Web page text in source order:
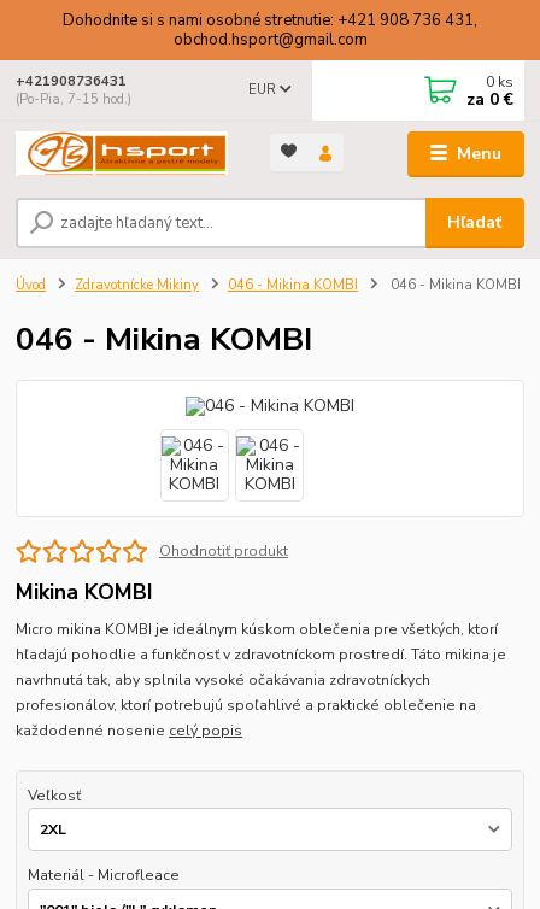
Dohodnite si s nami osobné stretnutie: +421 908 736 431,
obchod.hsport@gmail.com
Menu
EUR
Hľadať
+421908736431
(Po-Pia, 7-15 hod.)
0 ks
za 0 €
Úvod Zdravotnícke Mikiny 046 - Mikina KOMBI 046 - Mikina KOMBI
046 - Mikina KOMBI
Ohodnotiť produkt
Mikina KOMBI
Micro mikina KOMBI je ideálnym kúskom oblečenia pre všetkých, ktorí
hľadajú pohodlie a funkčnosť v zdravotníckom prostredí. Táto mikina je
navrhnutá tak, aby splnila vysoké očakávania zdravotníckych
profesionálov, ktorí potrebujú spoľahlivé a praktické oblečenie na
každodenné nosenie celý popis
Veľkosť
Materiál - Microfleace